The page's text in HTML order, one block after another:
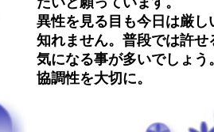
異性を見る目も今日は厳し
知れません。普段では許せ
気になる事が多いでしょう
協調性を大切に。